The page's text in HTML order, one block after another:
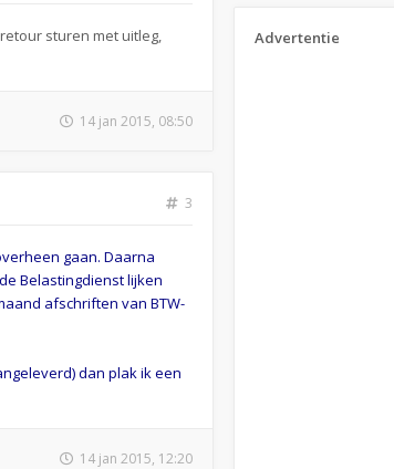
sturen met uitleg,
14 jan 2015, 08:50
3
gaan. Daarna
Belastingdienst lijken
afschriften van BTW-
dan plak ik een
14 jan 2015, 12:20
Advertentie